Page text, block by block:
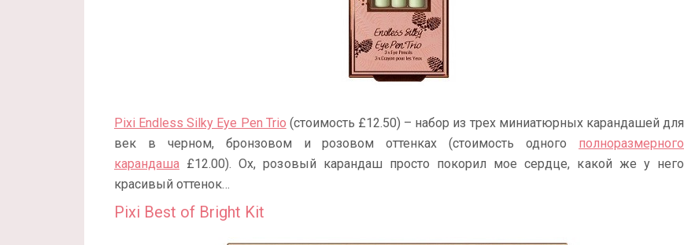
Pixi Endless Silky Eye Pen Trio (стоимость £12.50) – набор из трех миниатюрных карандашей для
век в черном, бронзовом и розовом оттенках (стоимость одного полноразмерного
карандаша £12.00). Ох, розовый карандаш просто покорил мое сердце, какой же у него
красивый оттенок…
Pixi Best of Bright Kit